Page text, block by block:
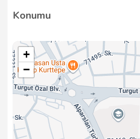
sunmaktadır. Ayrıca, sunduğu
Konumu
+
−